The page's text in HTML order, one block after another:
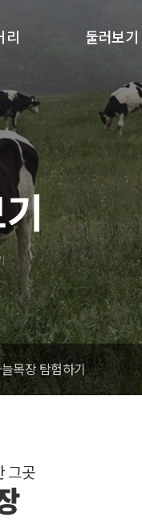
리 둘러보기
목장 탐험하기
그곳